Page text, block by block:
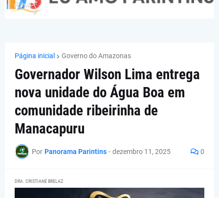
Página inicial Governo do Amazonas
Governador Wilson Lima entrega
nova unidade do Água Boa em
comunidade ribeirinha de
Manacapuru
Por Panorama Parintins - dezembro 11, 2025 0
DRA. CRISTIANE BRELAZ